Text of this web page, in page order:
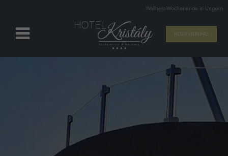
Wellness-Wochenende in Ungarn
RESERVIERUNG